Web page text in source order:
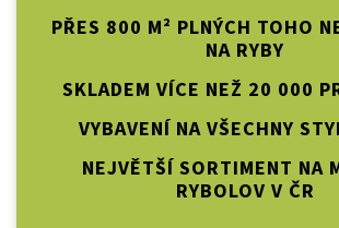
PŘES 800 M² PLNÝCH TOHO
NA RYBY
SKLADEM VÍCE NEŽ 20 000
VYBAVENÍ NA VŠECHNY
NEJVĚTŠÍ SORTIMENT NA
RYBOLOV V ČR